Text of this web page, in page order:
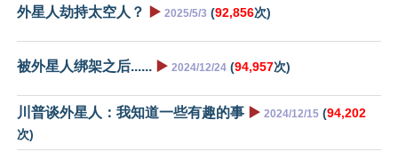
外星人劫持太空人？ ▶️ 2025/5/3 (92,856次)
被外星人绑架之后...... ▶️ 2024/12/24 (94,957次)
川普谈外星人：我知道一些有趣的事 ▶️ 2024/12/15 (94,202
次)